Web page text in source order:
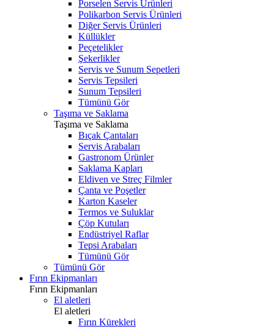
Porselen Servis Ürünleri
Polikarbon Servis Ürünleri
Diğer Servis Ürünleri
Küllükler
Peçetelikler
Şekerlikler
Servis ve Sunum Sepetleri
Servis Tepsileri
Sunum Tepsileri
Tümünü Gör
Taşıma ve Saklama
Taşıma ve Saklama
Bıçak Çantaları
Servis Arabaları
Gastronom Ürünler
Saklama Kapları
Eldiven ve Streç Filmler
Çanta ve Poşetler
Karton Kaseler
Termos ve Suluklar
Çöp Kutuları
Endüstriyel Raflar
Tepsi Arabaları
Tümünü Gör
Tümünü Gör
Fırın Ekipmanları
Fırın Ekipmanları
El aletleri
El aletleri
Fırın Kürekleri